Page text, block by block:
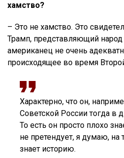
хамство?
– Это не хамство. Это
Трамп, представляющий
американец не очень
происходящее во время
Характерно, что он,
Советской России тогда в
То есть он просто плохо
не претендует, я думаю, на
знает историю.